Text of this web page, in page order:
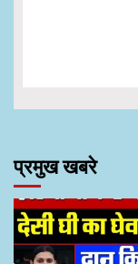
प्रमुख खबरे